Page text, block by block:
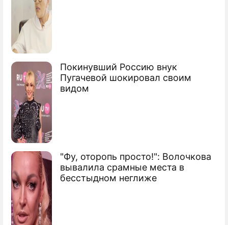
Покинувший Россию внук
Пугачевой шокировал своим
видом
"Фу, оторопь просто!": Волочкова
вывалила срамные места в
бесстыдном неглиже